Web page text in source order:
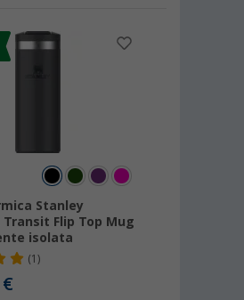
Stanley
Flip Top Mug
isolata
(1)
€